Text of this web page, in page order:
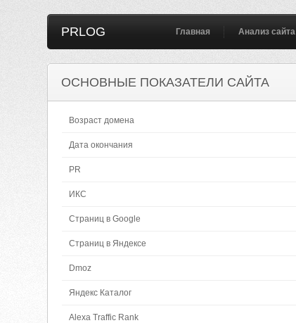
PRLOG Главная Анализ сайта
ОСНОВНЫЕ ПОКАЗАТЕЛИ САЙТА
Возраст домена
Дата окончания
PR
ИКС
Страниц в Google
Страниц в Яндексе
Dmoz
Яндекс Каталог
Alexa Traffic Rank